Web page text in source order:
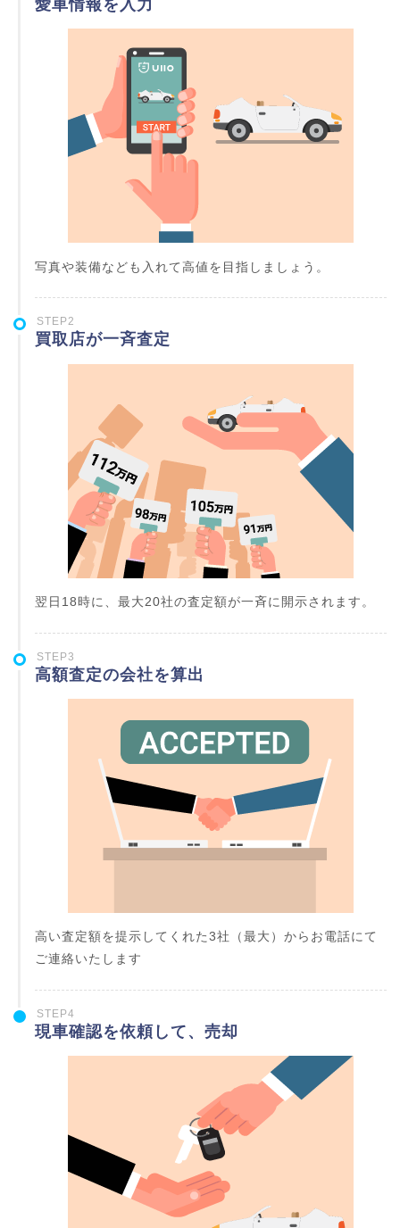
愛車情報を入力
写真や装備なども入れて高値を目指しましょう。
STEP2
買取店が一斉査定
翌日18時に、最大20社の査定額が一斉に開示されます。
STEP3
高額査定の会社を算出
高い査定額を提示してくれた3社（最大）からお電話にて
ご連絡いたします
STEP4
現車確認を依頼して、売却